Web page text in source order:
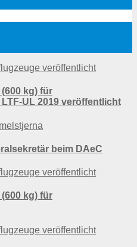
kg) für
UL 2019 veröffentlicht
beim DAeC
kg) für